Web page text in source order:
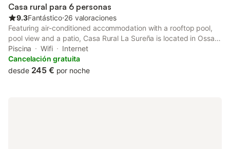
Casa rural para 6 personas
9.3Fantástico⋅26 valoraciones
Featuring air-conditioned accommodation with a rooftop pool,
pool view and a patio, Casa Rural La Sureña is located in Ossa
de Montiel. The property has garden and quiet street views.
Piscina Wifi
Internet
Cancelación gratuita
desde 245 € por noche